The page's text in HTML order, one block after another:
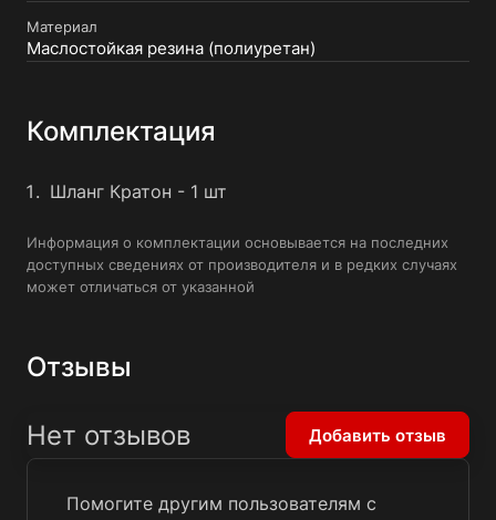
Материал
Маслостойкая резина (полиуретан)
Комплектация
Шланг Кратон - 1 шт
Информация о комплектации основывается на последних
доступных сведениях от производителя и в редких случаях
может отличаться от указанной
Отзывы
Помогите другим пользователям с
Нет отзывов Добавить отзыв